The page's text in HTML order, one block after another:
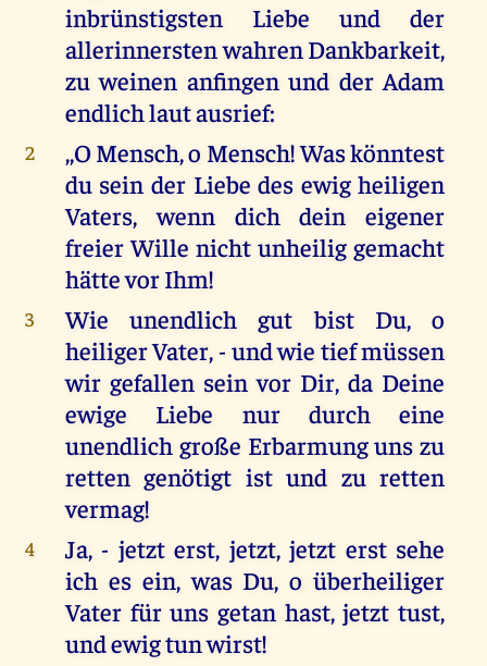
inbrünstigsten Liebe und der
allerinnersten wahren Dankbarkeit,
zu weinen anfingen und der Adam
endlich laut ausrief:
2
,,O Mensch, o Mensch! Was könntest
du sein der Liebe des ewig heiligen
Vaters, wenn dich dein eigener
freier Wille nicht unheilig gemacht
hätte vor Ihm!
3
Wie unendlich gut bist Du, o
heiliger Vater, - und wie tief müssen
wir gefallen sein vor Dir, da Deine
ewige Liebe nur durch eine
unendlich große Erbarmung uns zu
retten genötigt ist und zu retten
vermag!
4
Ja, - jetzt erst, jetzt, jetzt erst sehe
ich es ein, was Du, o überheiliger
Vater für uns getan hast, jetzt tust,
und ewig tun wirst!